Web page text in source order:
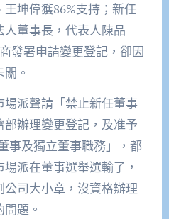
坤偉獲86%支持；新任
董事長，代表人陳品
發署申請變更登記， 卻因
關。
場派聲請「禁止新任董事
辦理變更登記，及准予
事及獨立董事職務」 ， 都
場派在董事選舉選輸了，
公司大小章， 沒資格辦理
問題。